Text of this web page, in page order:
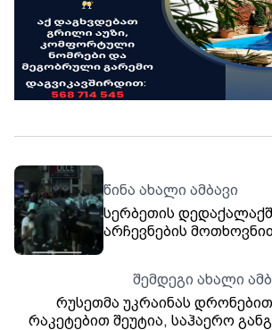
წინა ახალი ამბავი
სერბეთის
არჩევნების
იძაბება -
სპეცრაზმს შორის
მოხდა
შემდეგი ახალი
რუსეთმა უკრაინას
რაკეტებით შეუტია, საჰაერო